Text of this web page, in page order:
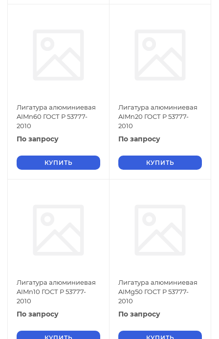
Лигатура алюминиевая
AIMn60 ГОСТ Р 53777-
2010
По запросу
КУПИТЬ
Лигатура алюминиевая
AIMn20 ГОСТ Р 53777-
2010
По запросу
КУПИТЬ
Лигатура алюминиевая
AIMn10 ГОСТ Р 53777-
2010
По запросу
Лигатура алюминиевая
AIMg50 ГОСТ Р 53777-
2010
По запросу